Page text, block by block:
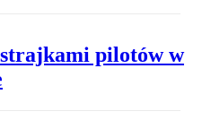
pilotów w